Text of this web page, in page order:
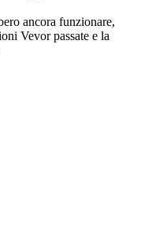
ancora funzionare,
Vevor passate e la